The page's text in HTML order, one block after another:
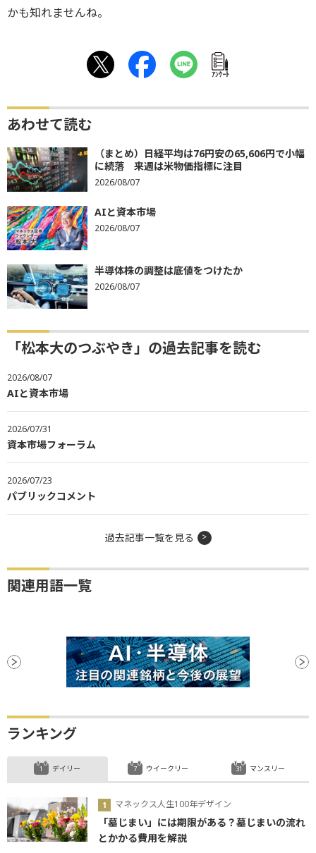
かも知れませんね。
ｱﾝｹｰﾄ
あわせて読む
（まとめ）日経平均は76円安の65,606円で小幅
に続落 来週は米物価指標に注目
2026/08/07
AIと資本市場
2026/08/07
半導体株の調整は底値をつけたか
2026/08/07
「松本大のつぶやき」の過去記事を読む
2026/08/07
AIと資本市場
2026/07/31
資本市場フォーラム
2026/07/23
パブリックコメント
過去記事一覧を見る
関連用語一覧
ランキング
デイリー
マネックス人生100年デザイン
「墓じまい」には期限がある？墓じまいの流れ
とかかる費用を解説
ウイークリー マンスリー